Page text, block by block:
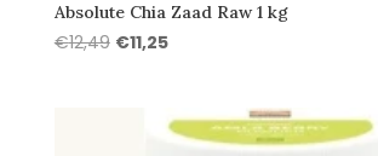
Absolute Chia Zaad Raw 1 kg
€12,49 Oorspronkelijke
€12,49.
€11,25Huidige
€11,25.